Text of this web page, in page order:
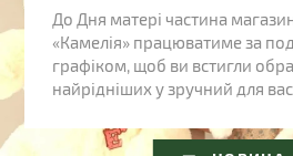
До Дня матері частина
«Камелія» працюватиме за
графіком, щоб ви встигли
найрідніших у зручний для